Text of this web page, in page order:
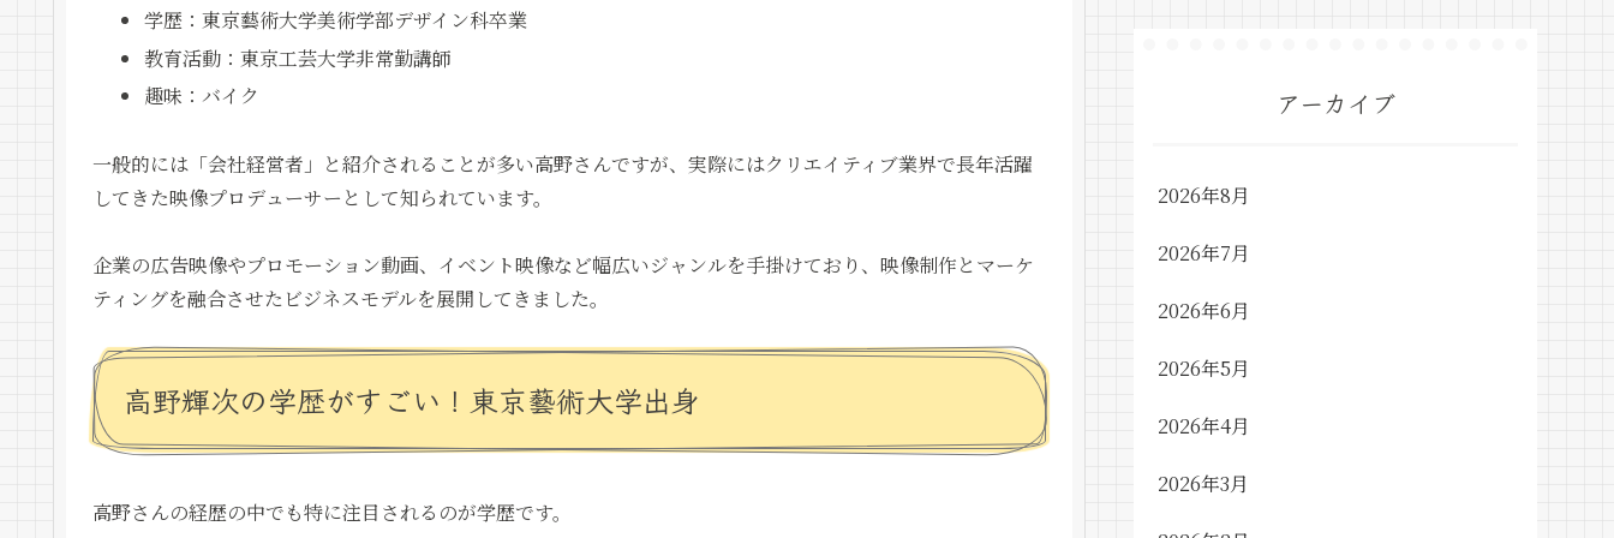
学歴：東京藝術大学美術学部デザイン科卒業
教育活動：東京工芸大学非常勤講師
趣味：バイク
一般的には「会社経営者」と紹介されることが多い高野さんですが、実際にはクリエイティブ業界で長年活躍
してきた映像プロデューサーとして知られています。
企業の広告映像やプロモーション動画、イベント映像など幅広いジャンルを手掛けており、映像制作とマーケ
ティングを融合させたビジネスモデルを展開してきました。
高野輝次の学歴がすごい！東京藝術大学出身
高野さんの経歴の中でも特に注目されるのが学歴です。
アーカイブ
2026年8月
2026年7月
2026年6月
2026年5月
2026年4月
2026年3月